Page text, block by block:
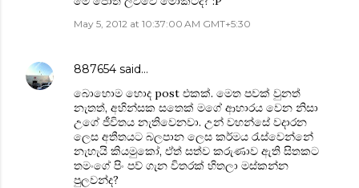
May 5, 2012 at 10:37:00 AM GMT+5:30
887654 said…
බොහොම හොද post එකක්. මෙත පවක් වුනත්
නැතත්, අහින්සක සතෙක් මගේ ආහාරය වෙන නිසා
උගේ ජීවිතය නැතිවෙනවා. උන් වහන්සේ වදාරන
ලෙස අතීතයට බලපාන ලෙස කර්මය රැස්වෙන්නේ
නැහැයි කියමුකෝ, ඒත් සත්ව කරුණාව ඇති සිතකට
තමංගේ පිං පව් ගැන විතරක් හිතලා මස්කන්න
පුලවන්ද?